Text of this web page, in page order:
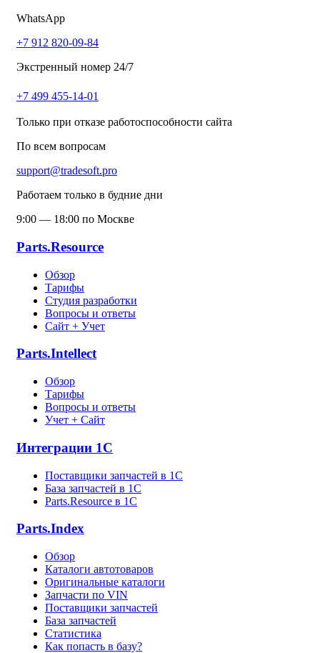
WhatsApp
+7 912 820-09-84
Экстренный номер 24/7
+7 499 455-14-01
Только при отказе работоспособности сайта
По всем вопросам
support@tradesoft.pro
Работаем только в будние дни
9:00 — 18:00 по Москве
Parts.Resource
Обзор
Тарифы
Студия разработки
Вопросы и ответы
Сайт + Учет
Parts.Intellect
Обзор
Тарифы
Вопросы и ответы
Учет + Сайт
Интеграции 1С
Поставщики запчастей в 1C
База запчастей в 1С
Parts.Resource в 1C
Parts.Index
Обзор
Каталоги автотоваров
Оригинальные каталоги
Запчасти по VIN
Поставщики запчастей
База запчастей
Статистика
Как попасть в базу?